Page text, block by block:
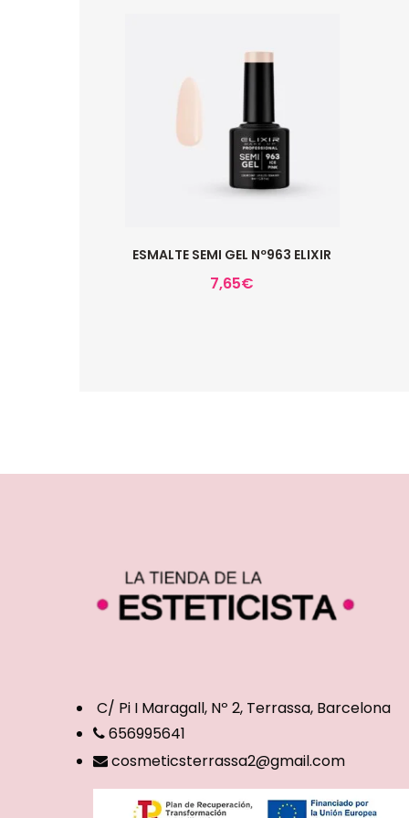
ESMALTE SEMI GEL Nº963 ELIXIR
7,65€
C/ Pi I Maragall, Nº 2, Terrassa, Barcelona
656995641
cosmeticsterrassa2@gmail.com